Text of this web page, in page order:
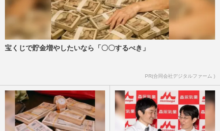
宝くじで貯金増やしたいなら「〇〇するべき」
PR(合同会社デジタルファーム )